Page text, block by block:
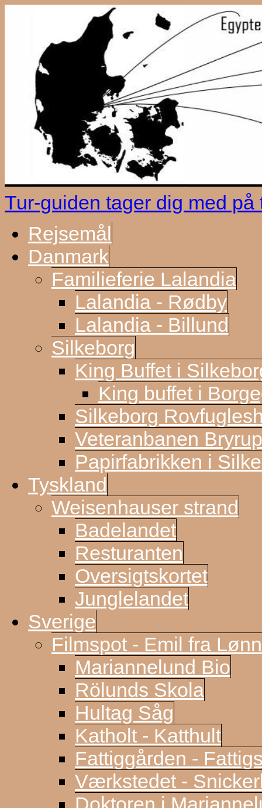
Tur-guiden tager dig med
Rejsemål
Danmark
Familieferie Lalandia
Lalandia - Rødby
Lalandia - Billund
Silkeborg
King Buffet i
King buffet i
Silkeborg
Veteranbanen
Papirfabrikken i
Tyskland
Weisenhauser strand
Badelandet
Resturanten
Oversigtskortet
Junglelandet
Sverige
Filmspot - Emil fra
Mariannelund Bio
Rölunds Skola
Hultag Såg
Katholt - Katthult
Fattiggården -
Værkstedet -